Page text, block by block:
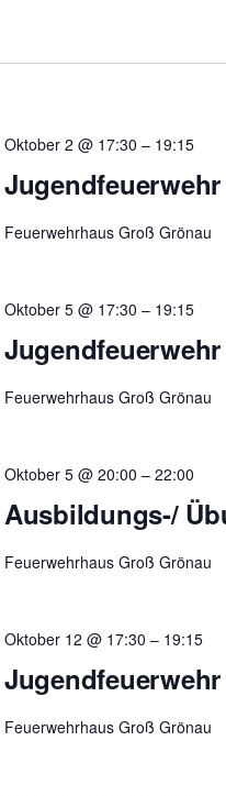
Oktober 2 @ 17:30 – 19:15
Feuerwehrhaus Groß Grönau
Oktober 5 @ 17:30 – 19:15
Feuerwehrhaus Groß Grönau
Ausbildungs-/
Oktober 5 @ 20:00 – 22:00
Feuerwehrhaus Groß Grönau
Oktober 12 @ 17:30 – 19:15
Feuerwehrhaus Groß Grönau